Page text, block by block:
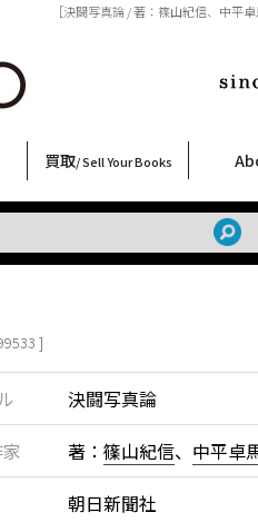
［決闘写真論 / 著：篠山紀信、中平
品 9/7up!
情報 7/24up!
せ 6/1up!
買取/ Sell Your Books
買取ブログ
買取専用フォーム
古書 / 古本の買取
美術品の買取
出張買取について
宅配買取について
店頭買取について
よくある質問
店舗案
Shop
ご注文
How to
特定商
プライ
]
決闘写真論
著： 篠山紀信、 中平卓
朝日新聞社